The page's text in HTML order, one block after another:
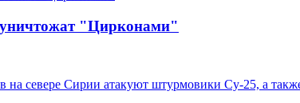
уничтожат "Цирконами"
на севере Сирии атакуют штурмовики Су-25, а